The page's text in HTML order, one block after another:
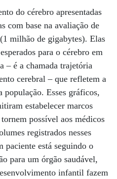
do cérebro apresentadas
com base na avaliação de
milhão de gigabytes). Elas
para o cérebro em
– é a chamada trajetória
cerebral – que refletem a
população. Esses gráficos,
estabelecer marcos
possível aos médicos
registrados nesses
paciente está seguindo o
para um órgão saudável,
infantil fazem